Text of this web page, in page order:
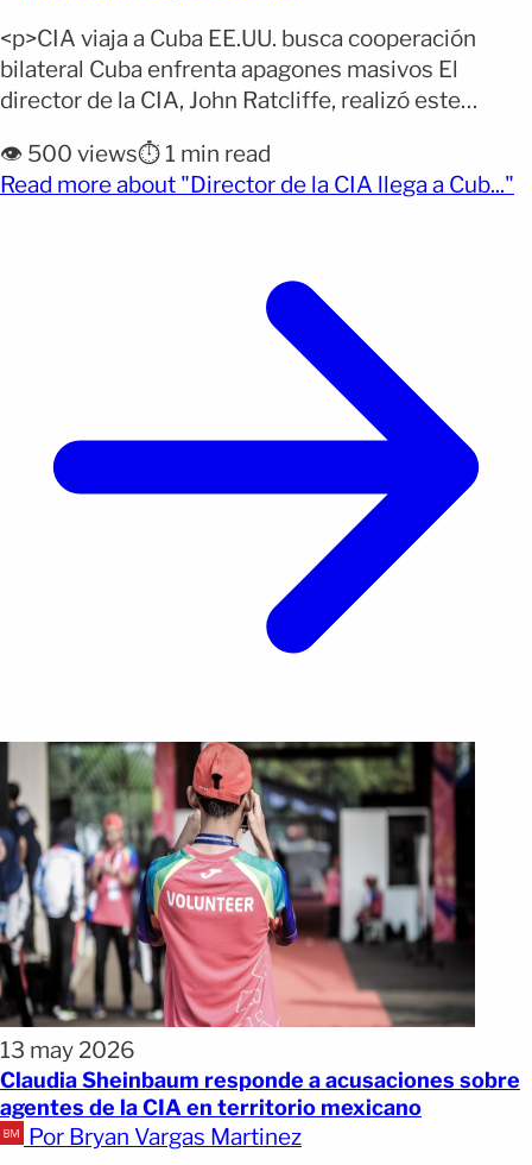
<p>CIA viaja a Cuba EE.UU. busca cooperación
bilateral Cuba enfrenta apagones masivos El
director de la CIA, John Ratcliffe, realizó este
reunirse con altos funcionarios del gobierno
cubano. La agencia confirmó que el encuentro tuvo
👁️ 500 views⏱️ 1 min read
Read more about "Director de la CIA llega a Cub..."
13 may 2026
Claudia Sheinbaum responde a acusaciones sobre
agentes de la CIA en territorio mexicano
Por Bryan Vargas Martinez